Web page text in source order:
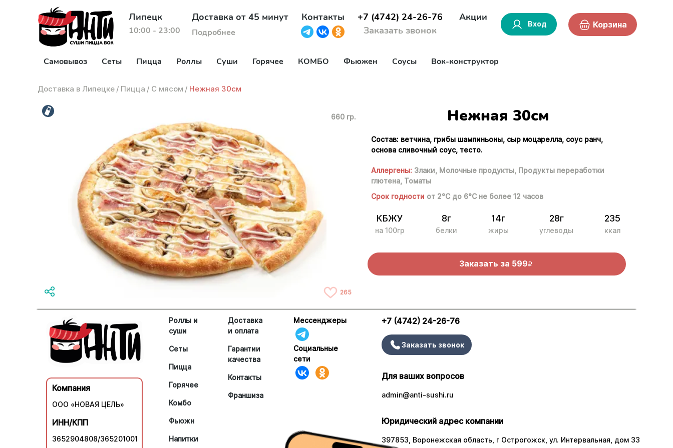
Липецк
10:00 - 23:00
Доставка от 45 минут
Подробнее
Контакты
+7 (4742) 24-26-76
Заказать звонок
Акции
Вход Корзина
Самовывоз Сеты Пицца Роллы Суши Горячее КОМБО Фьюжен Соусы Вок-конструктор
Доставка в Липецке / Пицца / С мясом / Нежная 30см
660 гр.
265
Нежная 30см
Состав: ветчина, грибы шампиньоны, сыр моцарелла, соус ранч,
основа сливочный соус, тесто.
Аллергены: Злаки, Молочные продукты, Продукты переработки
глютена, Томаты
Срок годности от 2°С до 6°С не более 12 часов
КБЖУ
на 100гр
8г
белки
14г
жиры
28г
углеводы
235
ккал
Заказать за 599R
Компания
ООО «НОВАЯ ЦЕЛЬ»
ИНН/КПП
3652904808/365201001
Роллы и
суши
Сеты
Пицца
Горячее
Комбо
Фьюжн
Напитки
Доставка
и оплата
Гарантии
качества
Контакты
Франшиза
Мессенджеры
Социальные
сети
+7 (4742) 24-26-76
Заказать звонок
Для ваших вопросов
admin@anti-sushi.ru
Юридический адрес компании
397853, Воронежская область, г Острогожск, ул. Интервальная, дом 33